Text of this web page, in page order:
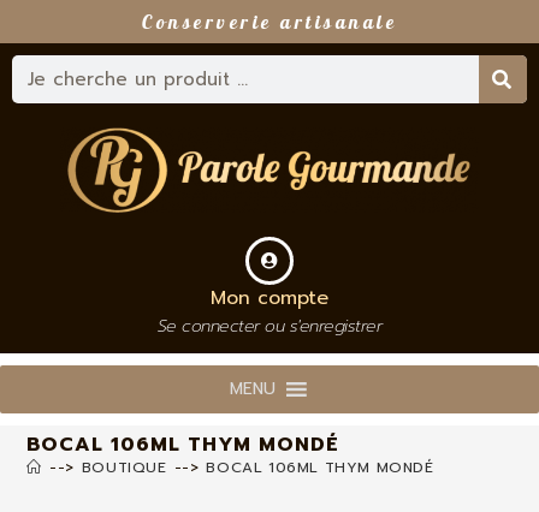
Conserverie artisanale
Mon compte
Se connecter ou s'enregistrer
MENU
BOCAL 106ML THYM MONDÉ
--> BOUTIQUE --> BOCAL 106ML THYM MONDÉ